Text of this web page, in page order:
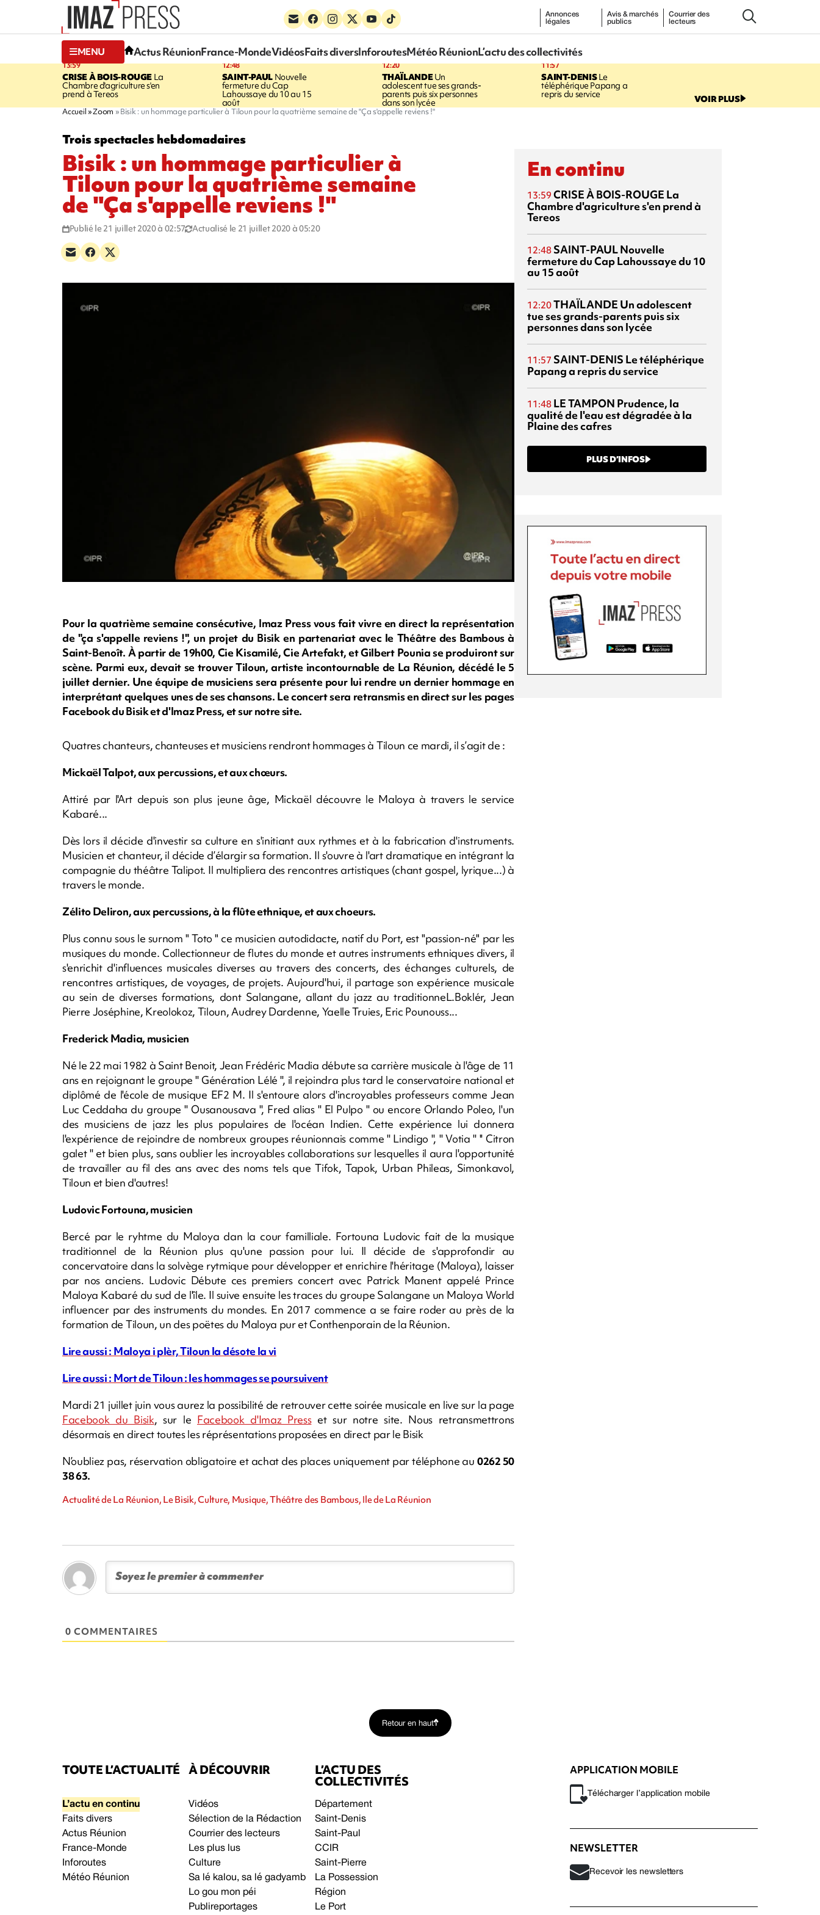
Annonces
légales
Avis & marchés
publics
Courrier des
lecteurs
MENU Actus RéunionFrance-MondeVidéosFaits diversInforoutesMétéo RéunionL’actu des collectivités
13:59
CRISE À BOIS-ROUGELa
Chambre d'agriculture s'en
prend à Tereos
12:48
SAINT-PAULNouvelle
fermeture du Cap
Lahoussaye du 10 au 15
août
12:20
THAÏLANDEUn
adolescent tue ses grands-
parents puis six personnes
dans son lycée
11:57
SAINT-DENISLe
téléphérique Papang a
repris du service VOIR PLUS
Accueil Zoom Bisik : un hommage particulier à Tiloun pour la quatrième semaine de "Ça s'appelle reviens !"
Trois spectacles hebdomadaires
Bisik : un hommage particulier à
Tiloun pour la quatrième semaine
de "Ça s'appelle reviens !"
Publié le 21 juillet 2020 à 02:57 Actualisé le 21 juillet 2020 à 05:20
Pour la quatrième semaine consécutive, Imaz Press vous fait vivre en direct la représentation
de "ça s'appelle reviens !", un projet du Bisik en partenariat avec le Théâtre des Bambous à
Saint-Benoît. À partir de 19h00, Cie Kisamilé, Cie Artefakt, et Gilbert Pounia se produiront sur
scène. Parmi eux, devait se trouver Tiloun, artiste incontournable de La Réunion, décédé le 5
juillet dernier. Une équipe de musiciens sera présente pour lui rendre un dernier hommage en
interprétant quelques unes de ses chansons. Le concert sera retransmis en direct sur les pages
Facebook du Bisik et d'Imaz Press, et sur notre site.
Quatres chanteurs, chanteuses et musiciens rendront hommages à Tiloun ce mardi, il s’agit de :
Mickaël Talpot, aux percussions, et aux chœurs.
Attiré par l'Art depuis son plus jeune âge, Mickaël découvre le Maloya à travers le service
Kabaré...
Dès lors il décide d'investir sa culture en s'initiant aux rythmes et à la fabrication d'instruments.
Musicien et chanteur, il décide d’élargir sa formation. Il s'ouvre à l'art dramatique en intégrant la
compagnie du théâtre Talipot. Il multipliera des rencontres artistiques (chant gospel, lyrique...) à
travers le monde.
Zélito Deliron, aux percussions, à la flûte ethnique, et aux choeurs.
Plus connu sous le surnom " Toto " ce musicien autodidacte, natif du Port, est "passion-né" par les
musiques du monde. Collectionneur de flutes du monde et autres instruments ethniques divers, il
s'enrichit d'influences musicales diverses au travers des concerts, des échanges culturels, de
rencontres artistiques, de voyages, de projets. Aujourd'hui, il partage son expérience musicale
au sein de diverses formations, dont Salangane, allant du jazz au traditionneL.Boklér, Jean
Pierre Joséphine, Kreolokoz, Tiloun, Audrey Dardenne, Yaelle Truies, Eric Pounouss...
Frederick Madia, musicien
Né le 22 mai 1982 à Saint Benoit, Jean Frédéric Madia débute sa carrière musicale à l'âge de 11
ans en rejoignant le groupe '' Génération Lélé '', il rejoindra plus tard le conservatoire national et
diplômé de l'école de musique EF2 M. Il s'entoure alors d'incroyables professeurs comme Jean
Luc Ceddaha du groupe '' Ousanousava '', Fred alias '' El Pulpo '' ou encore Orlando Poleo, l'un
des musiciens de jazz les plus populaires de l'océan Indien. Cette expérience lui donnera
l'expérience de rejoindre de nombreux groupes réunionnais comme '' Lindigo '', '' Votia '' '' Citron
galet '' et bien plus, sans oublier les incroyables collaborations sur lesquelles il aura l'opportunité
de travailler au fil des ans avec des noms tels que Tifok, Tapok, Urban Phileas, Simonkavol,
Tiloun et bien d'autres!
Ludovic Fortouna, musicien
Bercé par le ryhtme du Maloya dan la cour familliale. Fortouna Ludovic fait de la musique
traditionnel de la Réunion plus qu'une passion pour lui. Il décide de s'approfondir au
concervatoire dans la solvège rytmique pour développer et enrichire l'héritage (Maloya), laisser
par nos anciens. Ludovic Débute ces premiers concert avec Patrick Manent appelé Prince
Maloya Kabaré du sud de l'île. Il suive ensuite les traces du groupe Salangane un Maloya World
influencer par des instruments du mondes. En 2017 commence a se faire roder au près de la
formation de Tiloun, un des poëtes du Maloya pur et Conthenporain de la Réunion.
Lire aussi : Maloya i plèr, Tiloun la désote la vi
Lire aussi : Mort de Tiloun : les hommages se poursuivent
Mardi 21 juillet juin vous aurez la possibilité de retrouver cette soirée musicale en live sur la page
Facebook du Bisik, sur le Facebook d'Imaz Presset sur notre site. Nous retransmettrons
désormais en direct toutes les réprésentations proposées en direct par le Bisik
N’oubliez pas, réservation obligatoire et achat des places uniquement par téléphone au 0262 50
38 63.
Actualité de La Réunion, Le Bisik, Culture, Musique, Théâtre des Bambous, Ile de La Réunion
0 COMMENTAIRES
En continu
13:59 CRISE À BOIS-ROUGE La
Chambre d'agriculture s'en prend à
Tereos
12:48 SAINT-PAULNouvelle
fermeture du Cap Lahoussaye du 10
au 15 août
12:20THAÏLANDE Un adolescent
tue ses grands-parents puis six
personnes dans son lycée
11:57 SAINT-DENIS Le téléphérique
Papang a repris du service
11:48 LE TAMPON Prudence, la
qualité de l'eau est dégradée à la
Plaine des cafres
PLUS D’INFOS
Retour en haut
TOUTE L’ACTUALITÉ
L’actu en continu
Faits divers
Actus Réunion
France-Monde
Inforoutes
Météo Réunion
À DÉCOUVRIR
Vidéos
Sélection de la Rédaction
Courrier des lecteurs
Les plus lus
Culture
Sa lé kalou, sa lé gadyamb
Lo gou mon péi
Publireportages
L’ACTU DES
COLLECTIVITÉS
Département
Saint-Denis
Saint-Paul
CCIR
Saint-Pierre
La Possession
Région
Le Port
APPLICATION MOBILE
Télécharger l’application mobile
NEWSLETTER
Recevoir les newsletters